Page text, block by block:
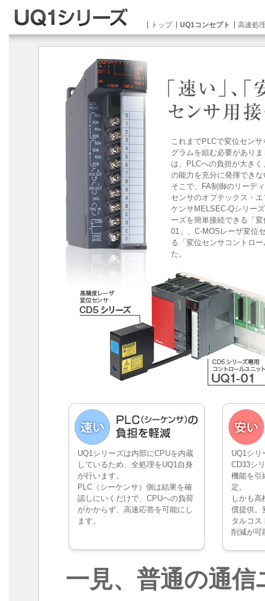
トップ UQ1コンセプト 高速処
これまでPLCで変位セン
グラムを組む必要があり
は、PLCへの負担が大き
の能力を充分に発揮でき
そこで、FA制御のリーデ
センサのオプテックス・
ケンサMELSEC-Qシリー
ーズを簡単接続できる「
01」、C-MOSレーザ変位
る「変位センサコントロ
た。
UQ1シリーズは内部にCPUを内蔵
しているため、全処理をUQ1自身
が行います。
PLC（シーケンサ）側は結果を確
認しにいくだけで、CPUへの負荷
がかからず、高速応答を可能にし
ます。
UQ1シリ
CD33シ
機能を引
定。
しかも
償提供。
タルコス
削減が可
一見、普通の通